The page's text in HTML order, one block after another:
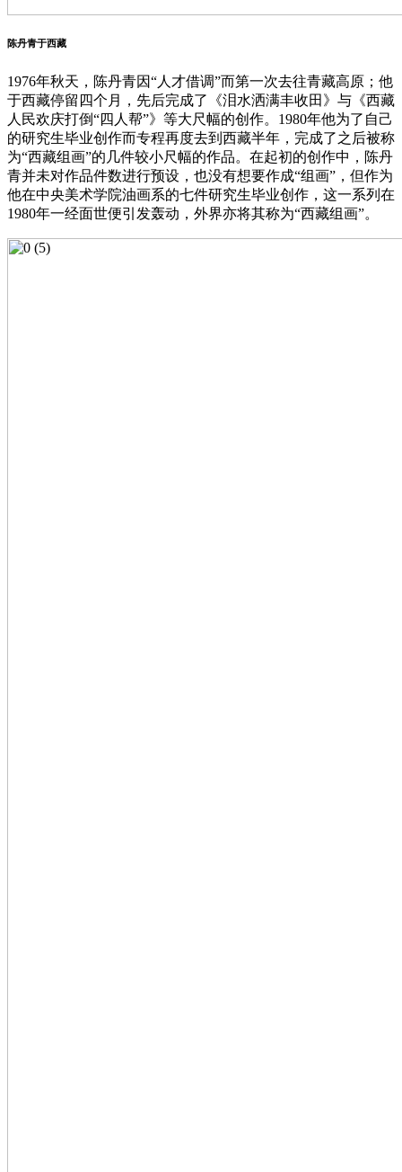
陈丹青于西藏
1976年秋天，陈丹青因“人才借调”而第一次去往青藏高原；他
于西藏停留四个月，先后完成了《泪水洒满丰收田》与《西藏
人民欢庆打倒“四人帮”》等大尺幅的创作。1980年他为了自己
的研究生毕业创作而专程再度去到西藏半年，完成了之后被称
为“西藏组画”的几件较小尺幅的作品。在起初的创作中，陈丹
青并未对作品件数进行预设，也没有想要作成“组画”，但作为
他在中央美术学院油画系的七件研究生毕业创作，这一系列在
1980年一经面世便引发轰动，外界亦将其称为“西藏组画”。